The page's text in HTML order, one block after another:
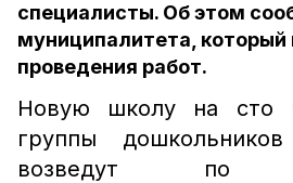
специалисты. Об этом
муниципалитета, который
проведения работ.
Новую школу на сто
группы
возведут по